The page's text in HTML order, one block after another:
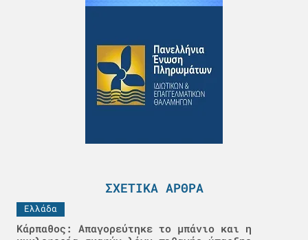
ΣΧΕΤΙΚΆ ΆΡΘΡΑ
Ελλάδα
Κάρπαθος: Απαγορεύτηκε το μπάνιο και η